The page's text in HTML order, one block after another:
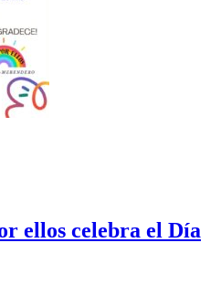
ellos celebra el Día